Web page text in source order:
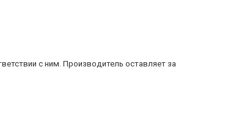
с ним. Производитель оставляет за